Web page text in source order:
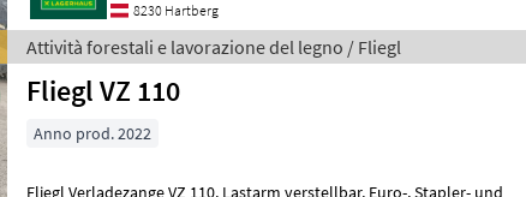
8230 Hartberg
Attività forestali e lavorazione del legno / Fliegl
Fliegl VZ 110
Anno prod. 2022
Fliegl Verladezange VZ 110, Lastarm verstellbar, Euro-, Stapler- und